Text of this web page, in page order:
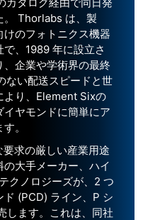
。 Thorlabs は、製
のフォトニクス機器
、1989 年に設立さ
企業や学術界の最終
ない配送スピードと世
より、Element Sixの
ヤモンドに簡単にア
。
要求の厳しい産業用途
大手メーカー、ハイ
クノロジーズが、2 つ
(PCD) ライン、P シ
します。これは、同社